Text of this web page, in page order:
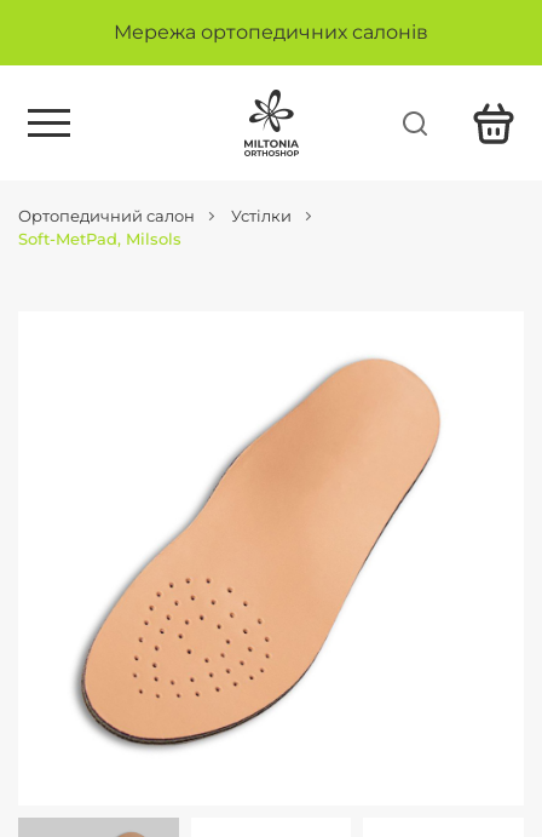
Мережа ортопедичних салонів
Ортопедичний салон
Устілки
Soft-MetPad, Milsols